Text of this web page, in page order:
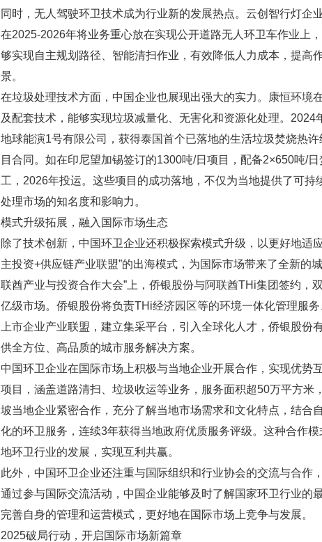
同时，无人驾驶环卫技术成为行业新的发展热点。云创智行灯企
在2025-2026年将业务重心放在实现公开道路无人环卫车作业上
够实现自主规划路径、智能清扫作业，有效降低人力成本，提高
景。
在垃圾处理技术方面，中国企业也展现出强大的实力。康恒环境
及配套技术，能够实现垃圾减量化、无害化和资源化处理。
地球能演1号有限公司，获得泰国首个已落地的生活垃圾焚烧热
目合同。如在印尼望加锡签订的1300吨/日项目，配备2×650吨/
工，2026年投运。这些项目的成功落地，不仅为当地提供了可
处理市场的知名度和影响力。
模式升级拓展，融入国际市场生态
除了技术创新，中国环卫企业还积极探索模式升级，以更好地适
主投资+供应链产业联盟”的出海模式，为国际市场带来了全新的
联酋产业与投资合作大会”上，侨银股份与阿联酋THi集团签约，
亿级市场。侨银股份将负责THi经济园区等的环境一体化管理服
上市企业产业联盟，建立集采平台，引入全球化人才，侨银股
供全方位、高品质的城市服务解决方案。
中国环卫企业在国际市场上积极与当地企业开展合作，实现优势
项目，涵盖道路清扫、垃圾收运等业务，服务面积超50万平方
坡当地企业紧密合作，充分了解当地市场需求和文化特点，结合
化的环卫服务，连续3年获得当地政府优质服务评级。这种合作
地环卫行业的发展，实现互利共赢。
此外，中国环卫企业还注重与国际组织和行业协会的交流与合作
通过参与国际交流活动，中国企业能够及时了解国家环卫行业的
完善自身的管理和运营模式，更好地在国际市场上竞争与发展。
2025破局行动，开启国际市场新篇章